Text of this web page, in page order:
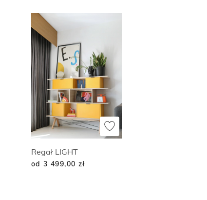
Regał LIGHT
od 3 499,00 zł